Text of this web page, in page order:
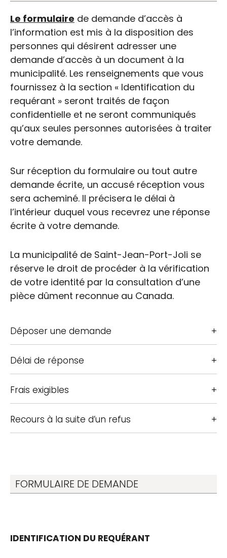
Le formulaire de demande d’accès à
l’information est mis à la disposition des
personnes qui désirent adresser une
demande d’accès à un document à la
municipalité. Les renseignements que vous
fournissez à la section « Identification du
requérant » seront traités de façon
confidentielle et ne seront communiqués
qu’aux seules personnes autorisées à traiter
votre demande.
Sur réception du formulaire ou tout autre
demande écrite, un accusé réception vous
sera acheminé. Il précisera le délai à
l’intérieur duquel vous recevrez une réponse
écrite à votre demande.
La municipalité de Saint-Jean-Port-Joli se
réserve le droit de procéder à la vérification
de votre identité par la consultation d’une
pièce dûment reconnue au Canada.
Déposer une demande
Délai de réponse
Frais exigibles
Recours à la suite d’un refus
FORMULAIRE DE DEMANDE
IDENTIFICATION DU REQUÉRANT